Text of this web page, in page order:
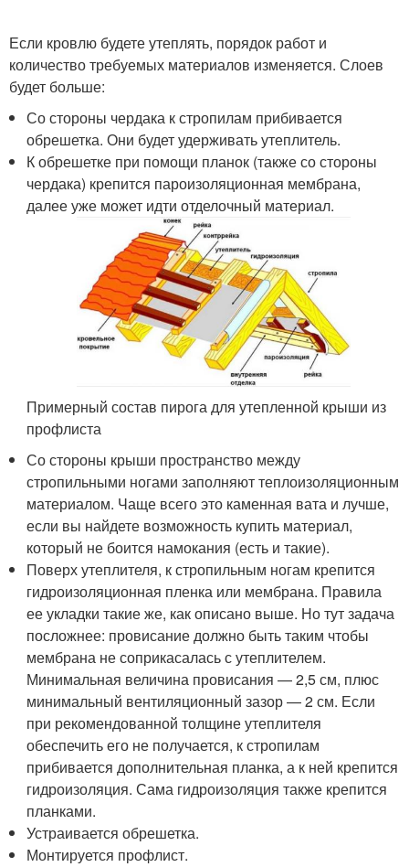
Если кровлю будете утеплять, порядок работ и
количество требуемых материалов изменяется. Слоев
будет больше:
Со стороны чердака к стропилам прибивается
обрешетка. Они будет удерживать утеплитель.
К обрешетке при помощи планок (также со стороны
чердака) крепится пароизоляционная мембрана,
далее уже может идти отделочный материал.
Примерный состав пирога для утепленной крыши из
профлиста
Со стороны крыши пространство между
стропильными ногами заполняют теплоизоляционным
материалом. Чаще всего это каменная вата и лучше,
если вы найдете возможность купить материал,
который не боится намокания (есть и такие).
Поверх утеплителя, к стропильным ногам крепится
гидроизоляционная пленка или мембрана. Правила
ее укладки такие же, как описано выше. Но тут задача
посложнее: провисание должно быть таким чтобы
мембрана не соприкасалась с утеплителем.
Минимальная величина провисания — 2,5 см, плюс
минимальный вентиляционный зазор — 2 см. Если
при рекомендованной толщине утеплителя
обеспечить его не получается, к стропилам
прибивается дополнительная планка, а к ней крепится
гидроизоляция. Сама гидроизоляция также крепится
планками.
Устраивается обрешетка.
Монтируется профлист.